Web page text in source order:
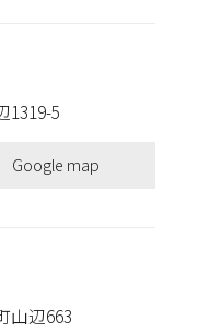
1319-5
Google map
山辺663